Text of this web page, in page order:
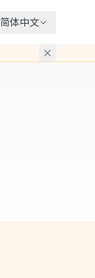
简体中文